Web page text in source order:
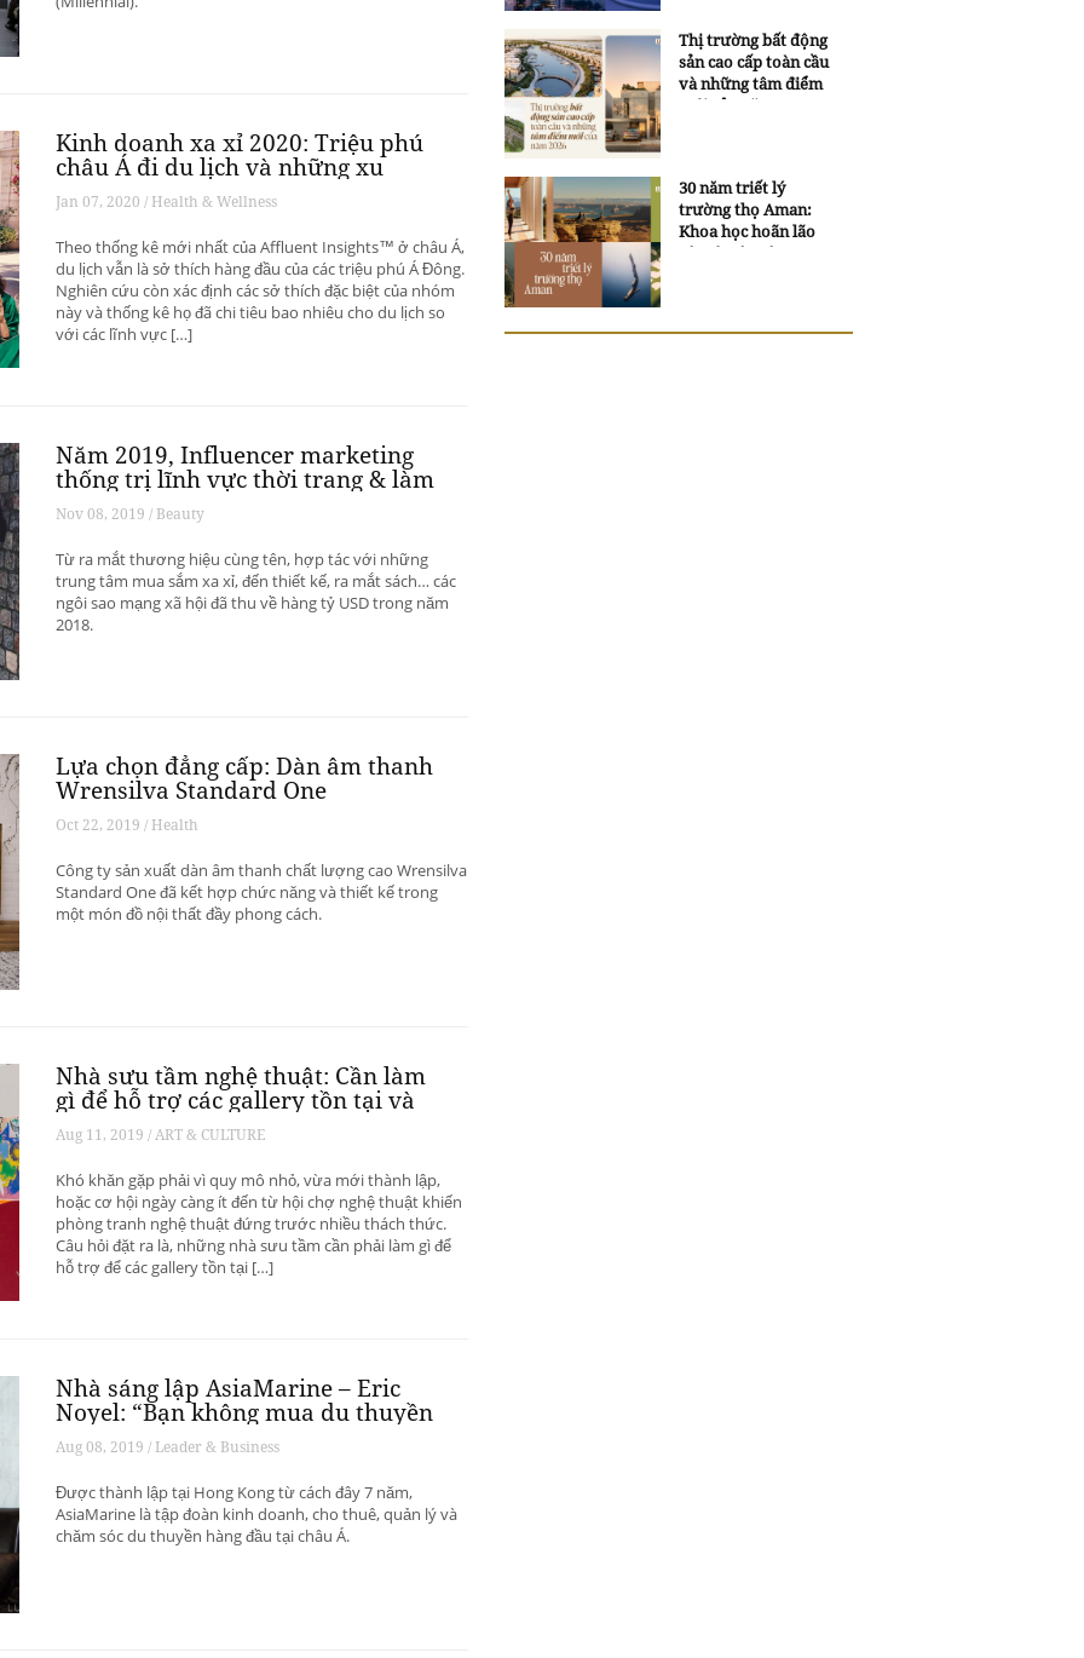
Kinh doanh xa xỉ 2020: Triệu phú
châu Á đi du lịch và những xu
hướng có thể thay đổi ngành du
lịch thượng lưu
Jan 07, 2020 / Health & Wellness
Theo thống kê mới nhất của Affluent Insights™ ở châu Á,
du lịch vẫn là sở thích hàng đầu của các triệu phú Á Đông.
Nghiên cứu còn xác định các sở thích đặc biệt của nhóm
này và thống kê họ đã chi tiêu bao nhiêu cho du lịch so
với các lĩnh vực […]
Năm 2019, Influencer marketing
thống trị lĩnh vực thời trang & làm
đẹp
Nov 08, 2019 / Beauty
Từ ra mắt thương hiệu cùng tên, hợp tác với những
trung tâm mua sắm xa xỉ, đến thiết kế, ra mắt sách… các
ngôi sao mạng xã hội đã thu về hàng tỷ USD trong năm
2018.
Lựa chọn đẳng cấp: Dàn âm thanh
Wrensilva Standard One
Oct 22, 2019 / Health
Công ty sản xuất dàn âm thanh chất lượng cao Wrensilva
Standard One đã kết hợp chức năng và thiết kế trong
một món đồ nội thất đầy phong cách.
Nhà sưu tầm nghệ thuật: Cần làm
gì để hỗ trợ các gallery tồn tại và
phát triển? – Phần 1
Aug 11, 2019 / ART & CULTURE
Khó khăn gặp phải vì quy mô nhỏ, vừa mới thành lập,
hoặc cơ hội ngày càng ít đến từ hội chợ nghệ thuật khiến
phòng tranh nghệ thuật đứng trước nhiều thách thức.
Câu hỏi đặt ra là, những nhà sưu tầm cần phải làm gì để
hỗ trợ để các gallery tồn tại […]
Nhà sáng lập AsiaMarine – Eric
Noyel: “Bạn không mua du thuyền
để đầu tư sinh lời”
Aug 08, 2019 / Leader & Business
Được thành lập tại Hong Kong từ cách đây 7 năm,
AsiaMarine là tập đoàn kinh doanh, cho thuê, quản lý và
chăm sóc du thuyền hàng đầu tại châu Á.
Thị trường bất động
sản cao cấp toàn cầu
và những tâm điểm
mới của năm 2026
30 năm triết lý
trường thọ Aman:
Khoa học hoãn lão
và trí tuệ ngàn xưa